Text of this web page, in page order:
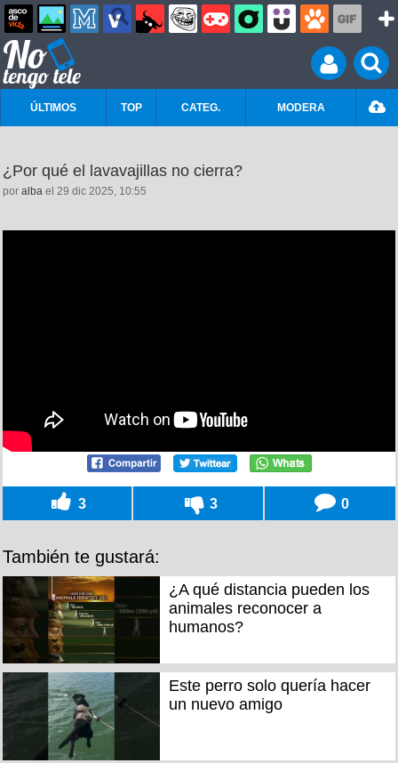
ÚLTIMOS TOP CATEG. MODERA
¿Por qué el lavavajillas no cierra?
por alba el 29 dic 2025, 10:55
3 3 0
También te gustará:
¿A qué distancia pueden los
animales reconocer a
humanos?
Este perro solo quería hacer
un nuevo amigo